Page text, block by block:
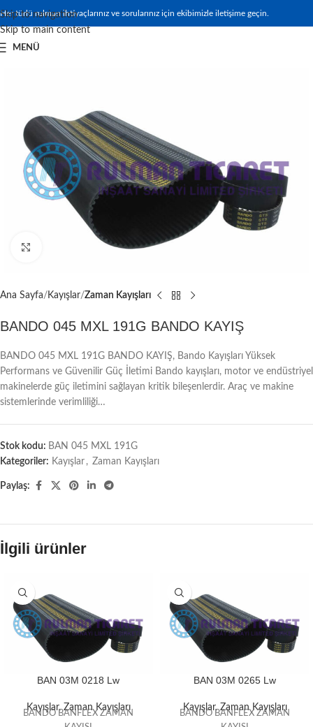
Skip to navigation
Skip to main content
Her türlü rulman ihtiyaçlarınız ve sorularınız için ekibimizle iletişime geçin.
MENÜ
Büyütmek için tıklayın
Ana Sayfa Kayışlar Zaman Kayışları
BANDO 045 MXL 191G BANDO KAYIŞ
BANDO 045 MXL 191G BANDO KAYIŞ, Bando Kayışları Yüksek
Performans ve Güvenilir Güç İletimi Bando kayışları, motor ve endüstriyel
makinelerde güç iletimini sağlayan kritik bileşenlerdir. Araç ve makine
sistemlerinde verimliliği…
Stok kodu: BAN 045 MXL 191G
Kategoriler: Kayışlar , Zaman Kayışları
Paylaş:
İlgili ürünler
BAN 03M 0218 Lw
Kayışlar,Zaman Kayışları
BANDO BANFLEX ZAMAN
BAN 03M 0265 Lw
Kayışlar,Zaman Kayışları
BANDO BANFLEX ZAMAN